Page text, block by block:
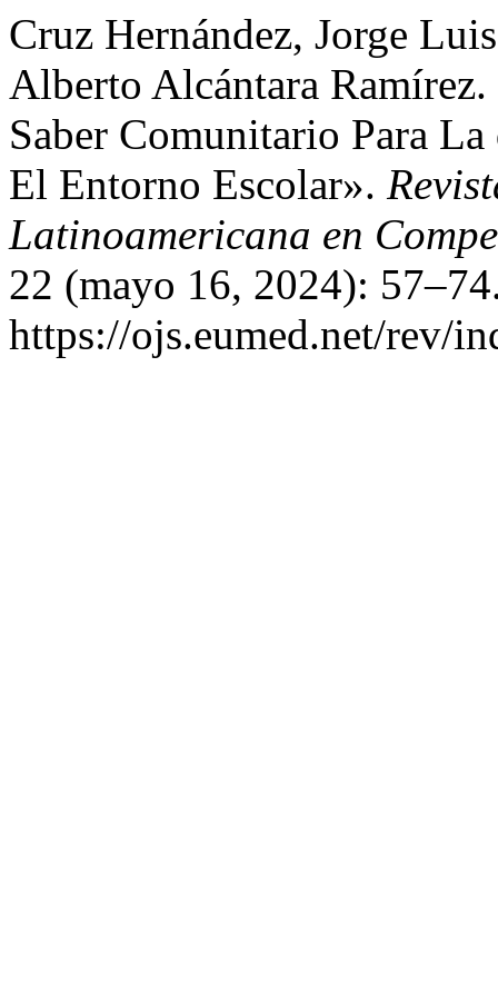
Cruz Hernández, Jorge
Alberto Alcántara
Saber Comunitario Para
El Entorno Escolar».
Latinoamericana en
22 (mayo 16, 2024):
https://ojs.eumed.net/rev/